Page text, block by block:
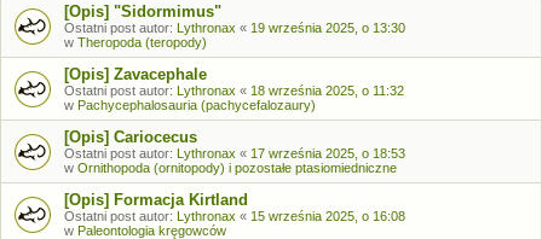
[Opis] "Sidormimus"
Ostatni post autor: Lythronax « 19 września 2025, o 13:30
w Theropoda (teropody)
[Opis] Zavacephale
Ostatni post autor: Lythronax « 18 września 2025, o 11:32
w Pachycephalosauria (pachycefalozaury)
[Opis] Cariocecus
Ostatni post autor: Lythronax « 17 września 2025, o 18:53
w Ornithopoda (ornitopody) i pozostałe ptasiomiedniczne
[Opis] Formacja Kirtland
Ostatni post autor: Lythronax « 15 września 2025, o 16:08
w Paleontologia kręgowców